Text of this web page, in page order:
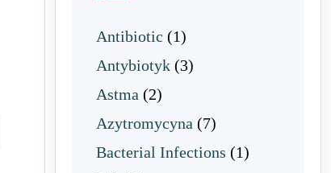
Antibiotic (1)
Antybiotyk (3)
Astma (2)
Azytromycyna (7)
Bacterial Infections (1)